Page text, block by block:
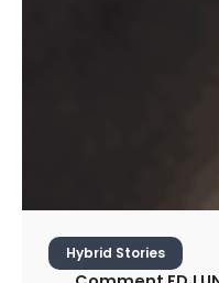
Hybrid Stories